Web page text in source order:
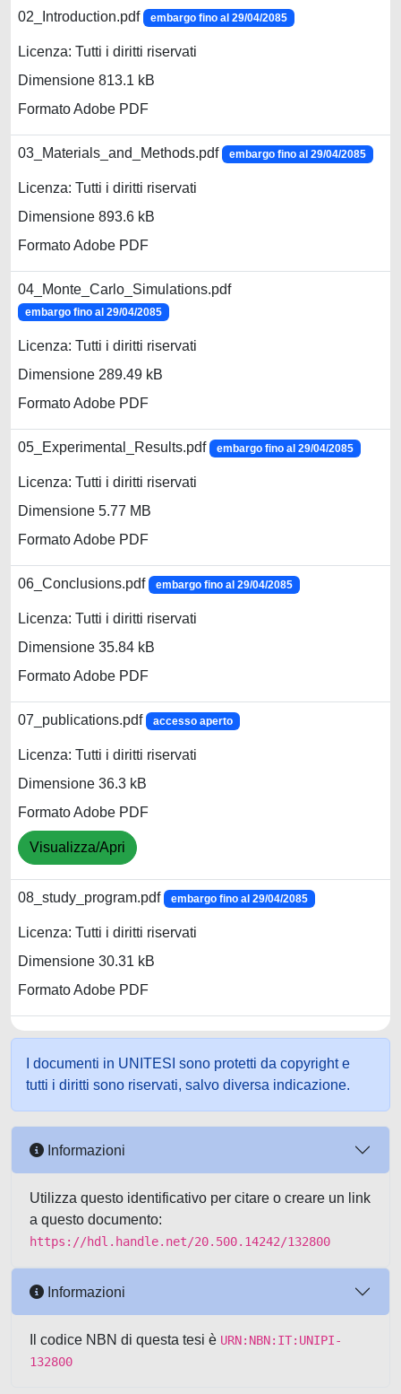
02_Introduction.pdf embargo fino al 29/04/2085
Licenza: Tutti i diritti riservati
Dimensione 813.1 kB
Formato Adobe PDF
03_Materials_and_Methods.pdf embargo fino al 29/04/2085
Licenza: Tutti i diritti riservati
Dimensione 893.6 kB
Formato Adobe PDF
04_Monte_Carlo_Simulations.pdf
embargo fino al 29/04/2085
Licenza: Tutti i diritti riservati
Dimensione 289.49 kB
Formato Adobe PDF
05_Experimental_Results.pdf embargo fino al 29/04/2085
Licenza: Tutti i diritti riservati
Dimensione 5.77 MB
Formato Adobe PDF
06_Conclusions.pdf embargo fino al 29/04/2085
Licenza: Tutti i diritti riservati
Dimensione 35.84 kB
Formato Adobe PDF
07_publications.pdf accesso aperto
Licenza: Tutti i diritti riservati
Dimensione 36.3 kB
Formato Adobe PDF
Visualizza/Apri
08_study_program.pdf embargo fino al 29/04/2085
Licenza: Tutti i diritti riservati
Dimensione 30.31 kB
Formato Adobe PDF
I documenti in UNITESI sono protetti da copyright e
tutti i diritti sono riservati, salvo diversa indicazione.
Informazioni
Utilizza questo identificativo per citare o creare un link
a questo documento:
https://hdl.handle.net/20.500.14242/132800
Informazioni
Il codice NBN di questa tesi è URN:NBN:IT:UNIPI-
132800